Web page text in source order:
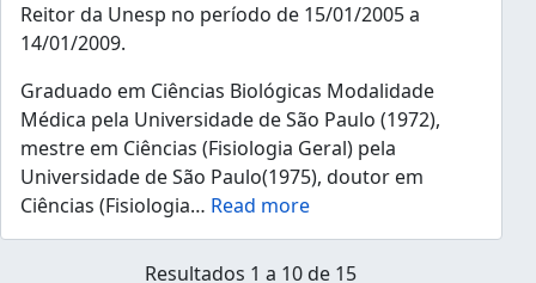
Reitor da Unesp no período de 15/01/2005 a
14/01/2009.
Graduado em Ciências Biológicas Modalidade
Médica pela Universidade de São Paulo (1972),
mestre em Ciências (Fisiologia Geral) pela
Universidade de São Paulo(1975), doutor em
Ciências (Fisiologia… Read more
Resultados 1 a 10 de 15